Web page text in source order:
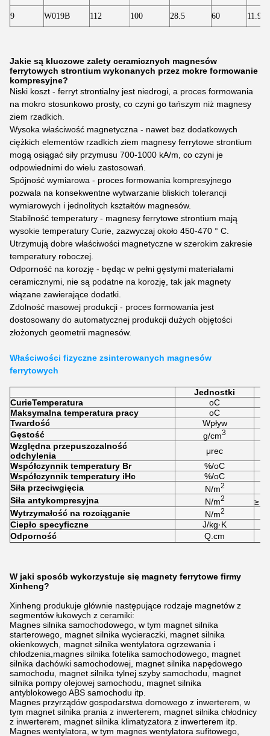
9 W019B 112 100 28.5 60 11.90
Jakie są kluczowe zalety ceramicznych magnesów
ferrytowych strontium wykonanych przez mokre formowanie
kompresyjne?
Niski koszt - ferryt strontialny jest niedrogi, a proces formowania
na mokro stosunkowo prosty, co czyni go tańszym niż magnesy
ziem rzadkich.
Wysoka właściwość magnetyczna - nawet bez dodatkowych
ciężkich elementów rzadkich ziem magnesy ferrytowe strontium
mogą osiągać siły przymusu 700-1000 kA/m, co czyni je
odpowiednimi do wielu zastosowań.
Spójność wymiarowa - proces formowania kompresyjnego
pozwala na konsekwentne wytwarzanie bliskich tolerancji
wymiarowych i jednolitych kształtów magnesów.
Stabilność temperatury - magnesy ferrytowe strontium mają
wysokie temperatury Curie, zazwyczaj około 450-470 ° C.
Utrzymują dobre właściwości magnetyczne w szerokim zakresie
temperatury roboczej.
Odporność na korozję - będąc w pełni gęstymi materiałami
ceramicznymi, nie są podatne na korozję, tak jak magnety
wiązane zawierające dodatki.
Zdolność masowej produkcji - proces formowania jest
dostosowany do automatycznej produkcji dużych objętości
złożonych geometrii magnesów.
Właściwości fizyczne zsinterowanych magnesów
ferrytowych
Jednostki
CurieTemperatura
oC
Maksymalna temperatura pracy
oC
Twardość
Wpływ
Gęstość
g/cm3
Względna przepuszczalność
odchylenia
μrec
Współczynnik temperatury Br
%/oC
Współczynnik temperatury iHc
%/oC
Siła przeciwgięcia
N/m2
Siła antykompresyjna N/m2
≥
Wytrzymałość na rozciąganie
N/m2
Ciepło specyficzne
J/kg·K
Odporność
Q.cm
W jaki sposób wykorzystuje się magnety ferrytowe firmy
Xinheng?
Xinheng produkuje głównie następujące rodzaje magnetów z
segmentów łukowych z ceramiki:
Magnes silnika samochodowego, w tym magnet silnika
starterowego, magnet silnika wycieraczki, magnet silnika
okienkowych, magnet silnika wentylatora ogrzewania i
chłodzenia,magnes silnika fotelika samochodowego, magnet
silnika dachówki samochodowej, magnet silnika napędowego
samochodu, magnet silnika tylnej szyby samochodu, magnet
silnika pompy olejowej samochodu, magnet silnika
antyblokowego ABS samochodu itp.
Magnes przyrządów gospodarstwa domowego z inwerterem, w
tym magnet silnika prania z inwerterem, magnet silnika chłodnicy
z inwerterem, magnet silnika klimatyzatora z inwerterem itp.
Magnes wentylatora, w tym magnes wentylatora sufitowego,